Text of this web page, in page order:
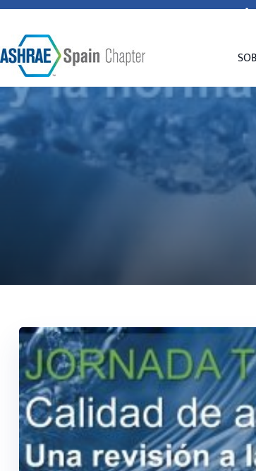
secretaria@spain-ashrae.org